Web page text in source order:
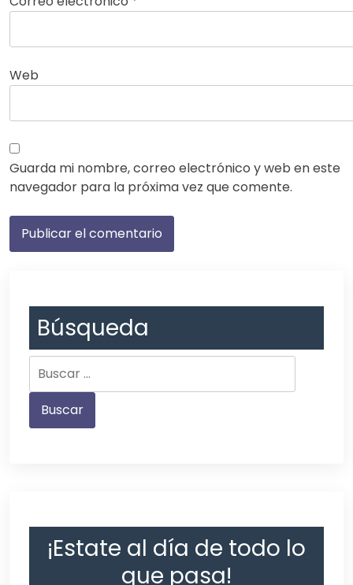
Web
Guarda mi nombre, correo electrónico y web en este
navegador para la próxima vez que comente.
Búsqueda
¡Estate al día de todo lo
que pasa!